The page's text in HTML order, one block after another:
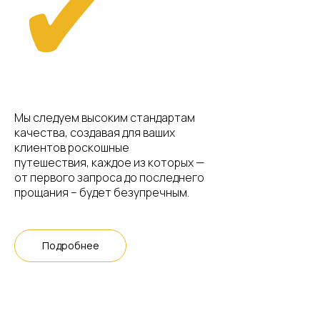
Мы следуем высоким стандартам
качества, создавая для ваших
клиентов роскошные
путешествия, каждое из которых —
от первого запроса до последнего
прощания – будет безупречным.
Подробнее